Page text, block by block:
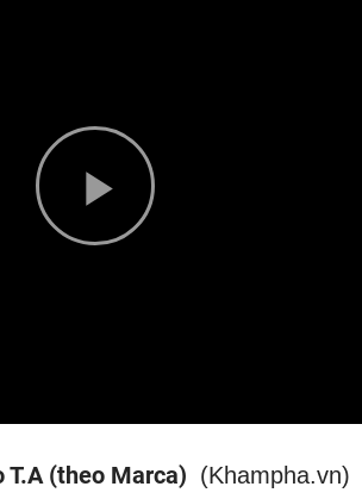
Play
T.A (theo Marca) (Khampha.vn)